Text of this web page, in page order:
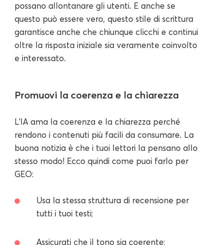
possano allontanare gli utenti. E anche se
questo può essere vero, questo stile di scrittura
garantisce anche che chiunque clicchi e continui
oltre la risposta iniziale sia veramente coinvolto
e interessato.
Promuovi la coerenza e la chiarezza
L'IA ama la coerenza e la chiarezza perché
rendono i contenuti più facili da consumare. La
buona notizia è che i tuoi lettori la pensano allo
stesso modo! Ecco quindi come puoi farlo per
GEO:
Usa la stessa struttura di recensione per
tutti i tuoi testi;
Assicurati che il tono sia coerente;